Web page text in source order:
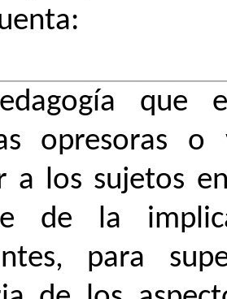
que
opresoras
a los sujetos
de la
para